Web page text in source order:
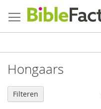
naar
de
inhoud
Hongaars
Filteren